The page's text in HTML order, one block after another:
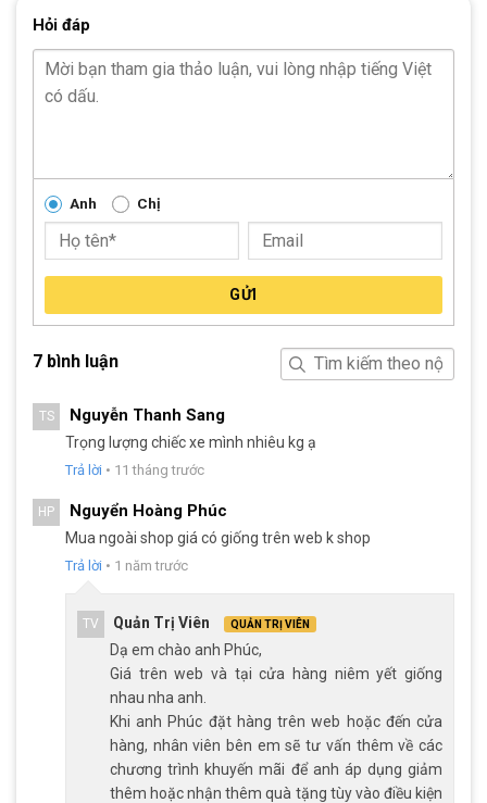
Phanh đĩa cơ của xe đạp đua Satako Avakan còn có khả năng
hoạt động hiệu quả ngay cả khi xe di chuyển trong môi trường
ẩm ướt hoặc nhiều bụi bẩn, giảm thiểu xảy ra những sự cố
Xe đạp đua Satako Avakan với hệ thống phanh đĩa cơ an toàn
2×8 tốc độ
Xe đạp đua Satako Avankan trang bị bộ truyền động hiện đại,
kết hợp tay đề SensahR7 2*8 và gạt líp Shimano 2×8 tốc độ,
mang lại khả năng vận hành mượt mà và linh hoạt.
Tay đề Sensah R7 2*8 dễ sử dụng, nhạy bén, giúp người lái thực
hiện thao tác chuyển số một cách nhanh chóng và chính xác.
Còn gạt líp của xe đạp đua Satako Avakan sử dụng từ thương
Hỏi đáp
Anh Chị
GỬI
7 bình luận
TS Nguyễn Thanh Sang
Trọng lượng chiếc xe mình nhiêu kg ạ
Trả lời • 11 tháng trước
HP Nguyển Hoàng Phúc
Mua ngoài shop giá có giống trên web k shop
Trả lời • 1 năm trước
TV Quản Trị Viên QUẢN TRỊ VIÊN
Dạ em chào anh Phúc,
Giá trên web và tại cửa hàng niêm yết giống
nhau nha anh.
Khi anh Phúc đặt hàng trên web hoặc đến cửa
hàng, nhân viên bên em sẽ tư vấn thêm về các
chương trình khuyến mãi để anh áp dụng giảm
thêm hoặc nhận thêm quà tặng tùy vào điều kiện